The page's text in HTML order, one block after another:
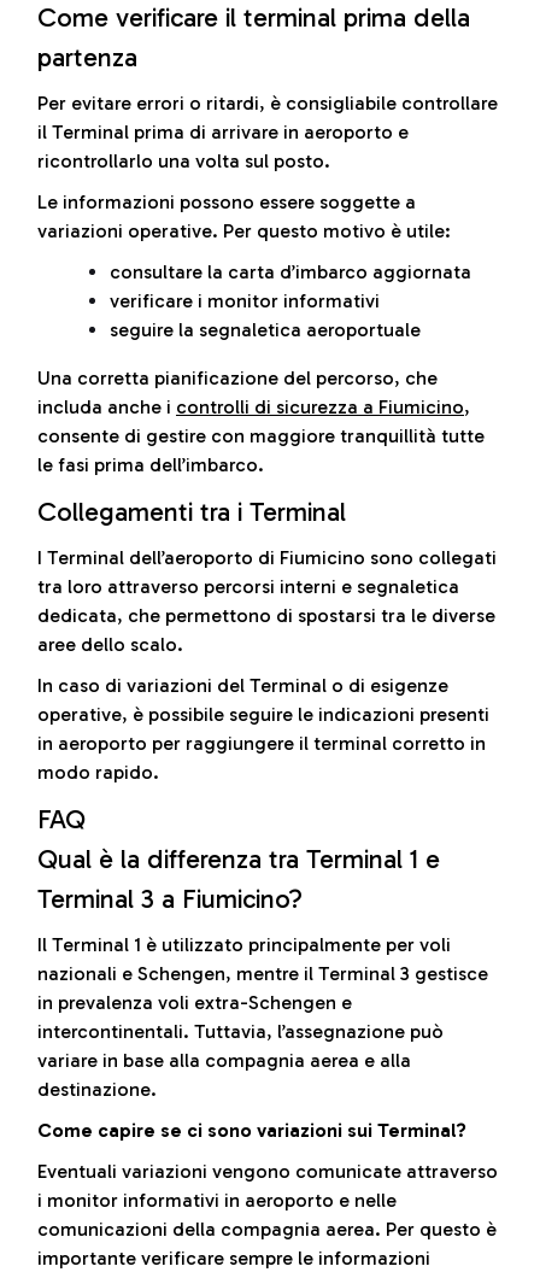
Come verificare il terminal prima della
partenza
Per evitare errori o ritardi, è consigliabile controllare
il Terminal prima di arrivare in aeroporto e
ricontrollarlo una volta sul posto.
Le informazioni possono essere soggette a
variazioni operative. Per questo motivo è utile:
consultare la carta d’imbarco aggiornata
verificare i monitor informativi
seguire la segnaletica aeroportuale
Una corretta pianificazione del percorso, che
includa anche i controlli di sicurezza a Fiumicino,
consente di gestire con maggiore tranquillità tutte
le fasi prima dell’imbarco.
Collegamenti tra i Terminal
I Terminal dell’aeroporto di Fiumicino sono collegati
tra loro attraverso percorsi interni e segnaletica
dedicata, che permettono di spostarsi tra le diverse
aree dello scalo.
In caso di variazioni del Terminal o di esigenze
operative, è possibile seguire le indicazioni presenti
in aeroporto per raggiungere il terminal corretto in
modo rapido.
FAQ
Qual è la differenza tra Terminal 1 e
Terminal 3 a Fiumicino?
Il Terminal 1 è utilizzato principalmente per voli
nazionali e Schengen, mentre il Terminal 3 gestisce
in prevalenza voli extra-Schengen e
intercontinentali. Tuttavia, l’assegnazione può
variare in base alla compagnia aerea e alla
destinazione.
Come capire se ci sono variazioni sui Terminal?
Eventuali variazioni vengono comunicate attraverso
i monitor informativi in aeroporto e nelle
comunicazioni della compagnia aerea. Per questo è
importante verificare sempre le informazioni